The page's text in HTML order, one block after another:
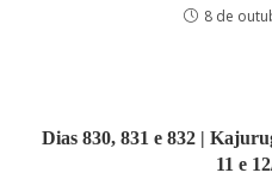
8 de
Dias 830, 831 e 832 |
11 e